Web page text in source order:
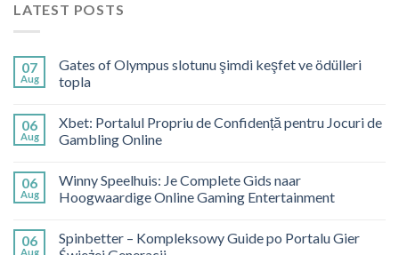
LATEST POSTS
07
Aug
Gates of Olympus slotunu şimdi keşfet ve ödülleri
topla
06
Aug
Xbet: Portalul Propriu de Confidență pentru Jocuri de
Gambling Online
06
Aug
Winny Speelhuis: Je Complete Gids naar
Hoogwaardige Online Gaming Entertainment
06
Aug
Spinbetter – Kompleksowy Guide po Portalu Gier